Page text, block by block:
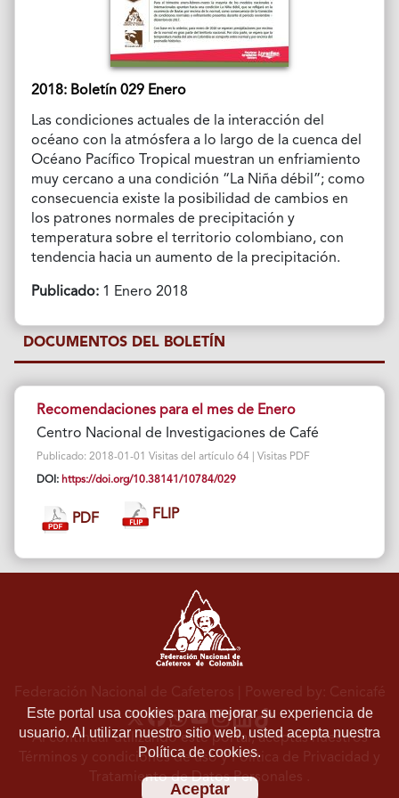
2018: Boletín 029 Enero
Las condiciones actuales de la interacción del
océano con la atmósfera a lo largo de la cuenca del
Océano Pacífico Tropical muestran un enfriamiento
muy cercano a una condición “La Niña débil”; como
consecuencia existe la posibilidad de cambios en
los patrones normales de precipitación y
temperatura sobre el territorio colombiano, con
tendencia hacia un aumento de la precipitación.
Publicado:1 Enero 2018
DOCUMENTOS DEL BOLETÍN
Recomendaciones para el mes de Enero
Centro Nacional de Investigaciones de Café
Publicado: 2018-01-01 Visitas del artículo 64 | Visitas PDF
DOI: https://doi.org/10.38141/10784/029
PDF FLIP
Este portal usa cookies para mejorar su experiencia de
usuario. Al utilizar nuestro sitio web, usted acepta nuestra
Política de cookies.
Aceptar
Federación Nacional de Cafeteros | Powered by: Cenicafé
Al continuar utilizando este portal, aceptas nuestros
Términos y condiciones de usoyPolítica de Privacidad y
Tratamiento de Datos Personales